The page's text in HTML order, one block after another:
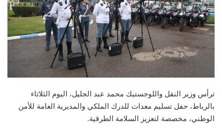
ترأس وزير النقل واللوجستيك محمد عبد الجليل، اليوم الثلاثاء
بالرباط، حفل تسليم معدات للدرك الملكي والمديرية العامة للأمن
الوطني، مخصصة لتعزيز السلامة الطرقية.